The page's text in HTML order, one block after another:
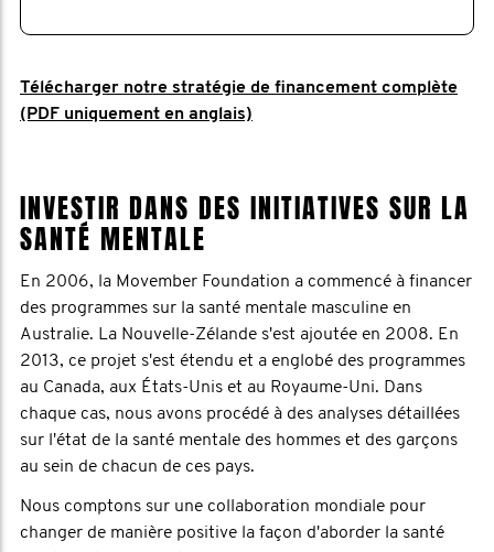
Télécharger notre stratégie de financement complète
(PDF uniquement en anglais)
INVESTIR DANS DES INITIATIVES SUR LA
SANTÉ MENTALE
En 2006, la Movember Foundation a commencé à financer
des programmes sur la santé mentale masculine en
Australie. La Nouvelle-Zélande s'est ajoutée en 2008. En
2013, ce projet s'est étendu et a englobé des programmes
au Canada, aux États-Unis et au Royaume-Uni. Dans
chaque cas, nous avons procédé à des analyses détaillées
sur l'état de la santé mentale des hommes et des garçons
au sein de chacun de ces pays.
Nous comptons sur une collaboration mondiale pour
changer de manière positive la façon d'aborder la santé